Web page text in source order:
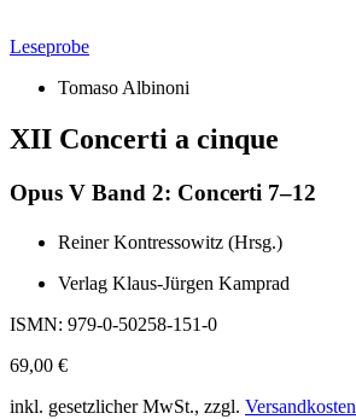
Leseprobe
Tomaso Albinoni
XII Concerti a cinque
Opus V Band 2: Concerti 7–12
Reiner Kontressowitz (Hrsg.)
Verlag Klaus-Jürgen Kamprad
ISMN: 979-0-50258-151-0
69,00 €
inkl. gesetzlicher MwSt., zzgl. Versandkosten